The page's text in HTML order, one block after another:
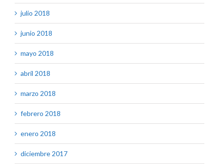
julio 2018
junio 2018
mayo 2018
abril 2018
marzo 2018
febrero 2018
enero 2018
diciembre 2017